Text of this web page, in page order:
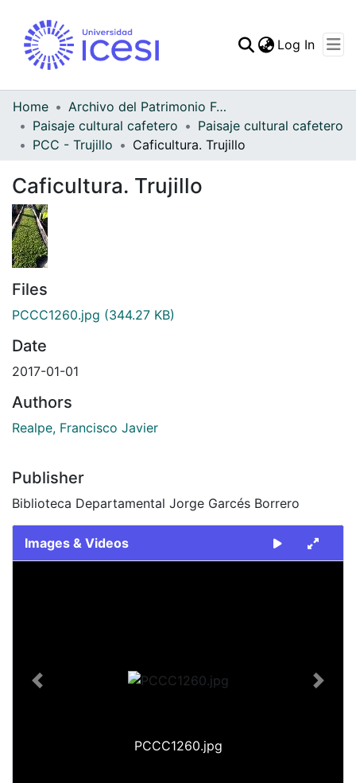
Statistics
Log In
Home
Archivo del Patrimonio Fotográfico y Fílmico del Valle del Cauca
Paisaje cultural cafetero
Paisaje cultural cafetero
PCC - Trujillo
Caficultura. Trujillo
Caficultura. Trujillo
Files
PCCC1260.jpg (344.27 KB)
Date
2017-01-01
Authors
Realpe, Francisco Javier
Publisher
Biblioteca Departamental Jorge Garcés Borrero
Images & Videos
PCCC1260.jpg
Previous Next